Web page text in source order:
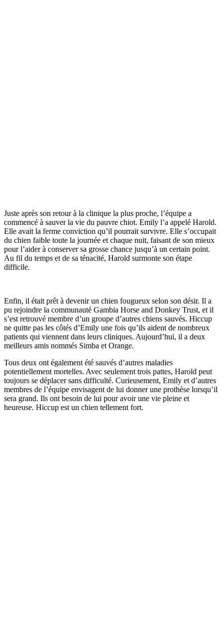
Juste après son retour à la clinique la plus proche, l’équipe a
commencé à sauver la vie du pauvre chiot. Emily l’a appelé Harold.
Elle avait la ferme conviction qu’il pourrait survivre. Elle s’occupait
du chien faible toute la journée et chaque nuit, faisant de son mieux
pour l’aider à conserver sa grosse chance jusqu’à un certain point.
Au fil du temps et de sa ténacité, Harold surmonte son étape
difficile.
Enfin, il était prêt à devenir un chien fougueux selon son désir. Il a
pu rejoindre la communauté Gambia Horse and Donkey Trust, et il
s’est retrouvé membre d’un groupe d’autres chiens sauvés. Hiccup
ne quitte pas les côtés d’Emily une fois qu’ils aident de nombreux
patients qui viennent dans leurs cliniques. Aujourd’hui, il a deux
meilleurs amis nommés Simba et Orange.
Tous deux ont également été sauvés d’autres maladies
potentiellement mortelles. Avec seulement trois pattes, Harold peut
toujours se déplacer sans difficulté. Curieusement, Emily et d’autres
membres de l’équipe envisagent de lui donner une prothèse lorsqu’il
sera grand. Ils ont besoin de lui pour avoir une vie pleine et
heureuse. Hiccup est un chien tellement fort.